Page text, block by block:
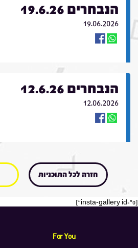
הנבחרים 19.6.26
19.06.2026
הנבחרים 12.6.26
12.06.2026
חזרה לכל התוכניות
[insta-gallery id="0"]
For You